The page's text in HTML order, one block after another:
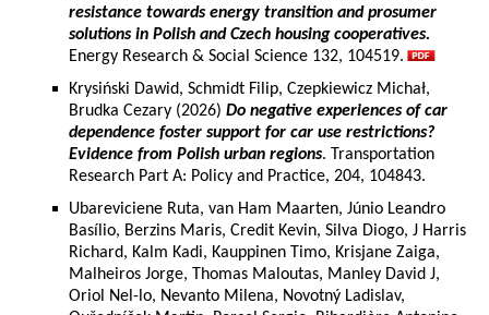
resistance towards energy transition and prosumer
solutions in Polish and Czech housing cooperatives.
Energy Research & Social Science 132, 104519.
Krysiński Dawid, Schmidt Filip, Czepkiewicz Michał,
Brudka Cezary (2026) Do negative experiences of car
dependence foster support for car use restrictions?
Evidence from Polish urban regions. Transportation
Research Part A: Policy and Practice, 204, 104843.
Ubareviciene Ruta, van Ham Maarten, Júnio Leandro
Basílio, Berzins Maris, Credit Kevin, Silva Diogo, J Harris
Richard, Kalm Kadi, Kauppinen Timo, Krisjane Zaiga,
Malheiros Jorge, Thomas Maloutas, Manley David J,
Oriol Nel-lo, Nevanto Milena, Novotný Ladislav,